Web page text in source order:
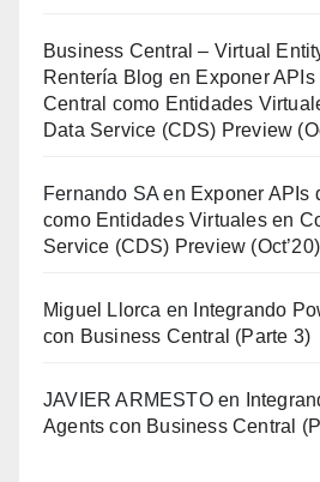
Business Central – Virtual
Rentería Blog en Exponer
Central como Entidades
Data Service (CDS) Preview
Fernando SA en Exponer APIs
como Entidades Virtuales en
Service (CDS) Preview (Oct’20)
Miguel Llorca en
Integrando
con Business Central (Parte 3)
JAVIER ARMESTOen
Agents con Business Central